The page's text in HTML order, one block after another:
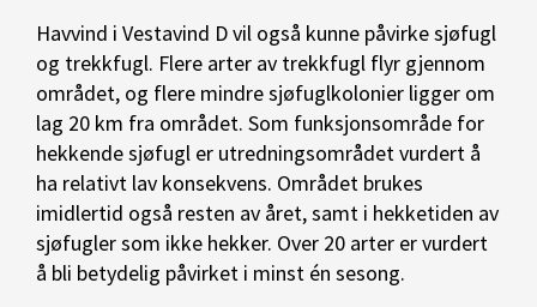
Havvind i Vestavind D vil også kunne påvirke sjøfugl
og trekkfugl. Flere arter av trekkfugl flyr gjennom
området, og flere mindre sjøfuglkolonier ligger om
lag 20 km fra området. Som funksjonsområde for
hekkende sjøfugl er utredningsområdet vurdert å
ha relativt lav konsekvens. Området brukes
imidlertid også resten av året, samt i hekketiden av
sjøfugler som ikke hekker. Over 20 arter er vurdert
å bli betydelig påvirket i minst én sesong.